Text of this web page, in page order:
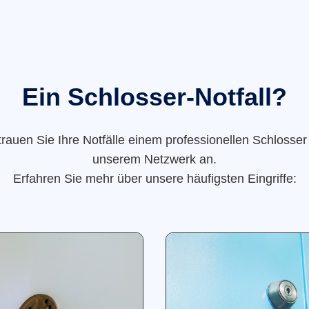
Ein Schlosser-Notfall?
Sie Ihre Notfälle einem professionellen
unserem Netzwerk an.
Erfahren Sie mehr über unsere häufigsten Eingriffe: